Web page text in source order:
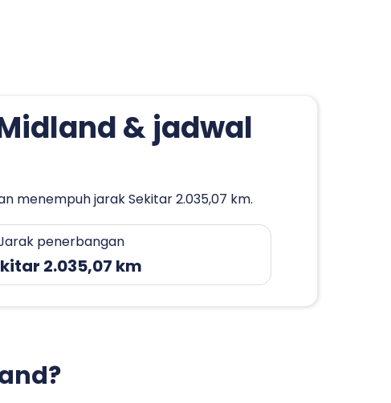
& jadwal
menempuh jarak Sekitar 2.035,07 km.
penerbangan
2.035,07 km